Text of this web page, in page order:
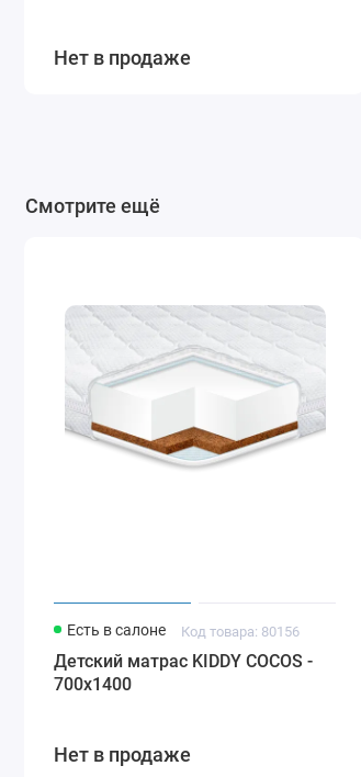
Нет в продаже
Смотрите ещё
Есть в салоне Код товара: 80156
Детский матрас KIDDY COCOS -
700х1400
Нет в продаже